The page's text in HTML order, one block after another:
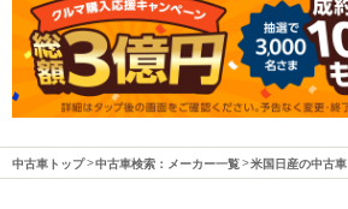
中古車トップ 中古車検索：メーカー一覧 米国日産の中古車